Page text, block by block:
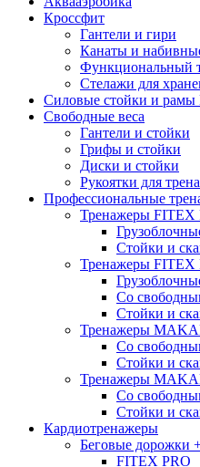
Кроссфит
Гантели и гири
Канаты и
Функциональный
Стелажи для
Силовые стойки и
Свободные веса
Гантели и стойки
Грифы и стойки
Диски и стойки
Рукоятки для
Профессиональные
Тренажеры FITEX
Стойки и
Тренажеры FITEX
Со
Стойки и
Тренажеры
Со
Стойки и
Тренажеры
Со
Стойки и
Кардиотренажеры
Беговые дорожки
FITEX PRO